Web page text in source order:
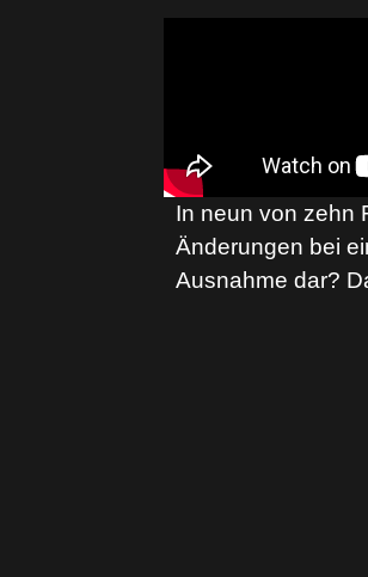
In neun von zehn
Änderungen bei
Ausnahme dar?